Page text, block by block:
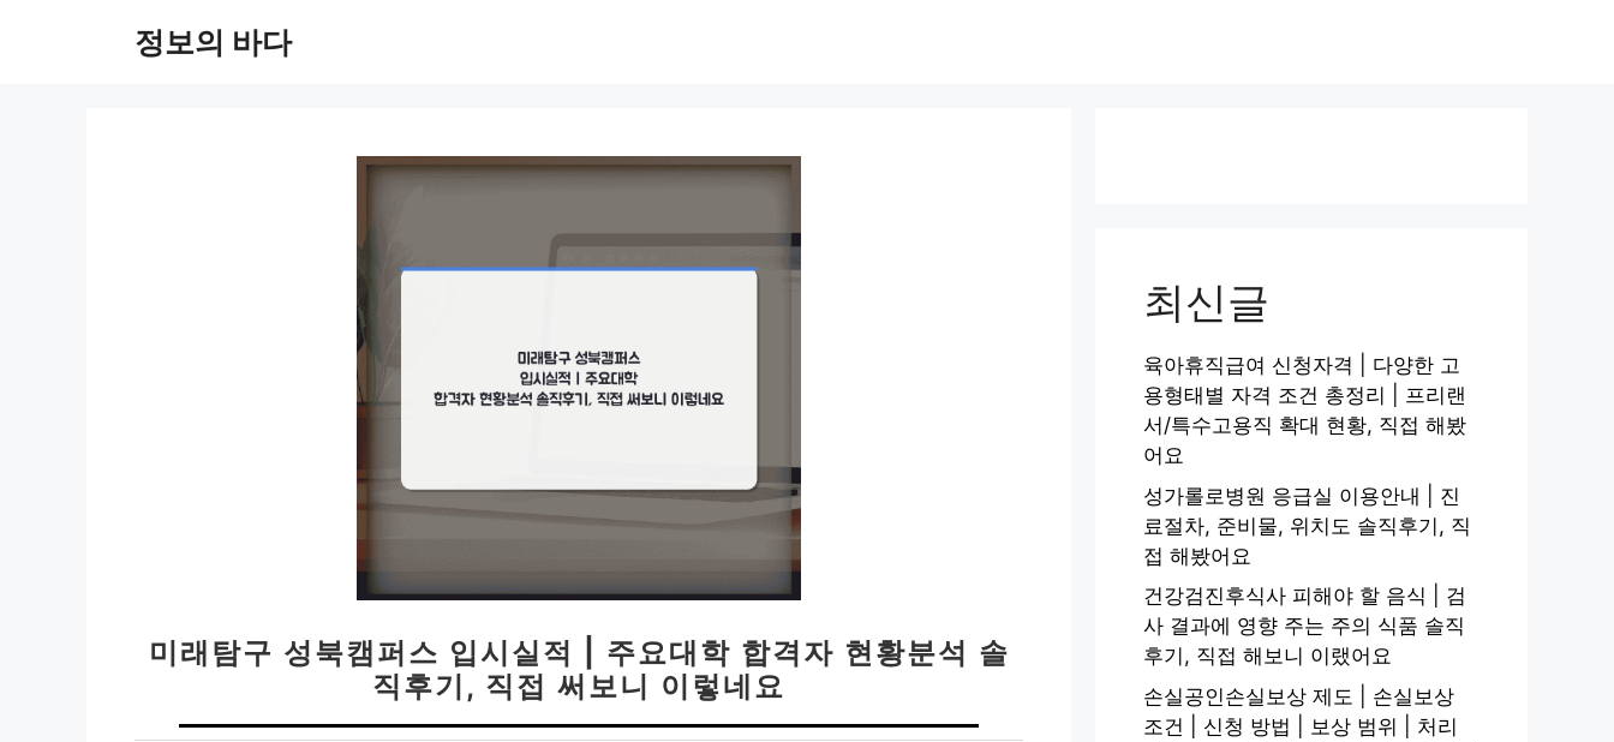
정보의 바다
미래탐구 성북캠퍼스 입시실적 | 주요대학 합격자 현황분석 솔
직후기, 직접 써보니 이렇네요
최신글
육아휴직급여 신청자격 | 다양한 고
용형태별 자격 조건 총정리 | 프리랜
서/특수고용직 확대 현황, 직접 해봤
어요
성가롤로병원 응급실 이용안내 | 진
료절차, 준비물, 위치도 솔직후기, 직
접 해봤어요
건강검진후식사 피해야 할 음식 | 검
사 결과에 영향 주는 주의 식품 솔직
후기, 직접 해보니 이랬어요
손실공인손실보상 제도 | 손실보상
조건 | 신청 방법 | 보상 범위 | 처리